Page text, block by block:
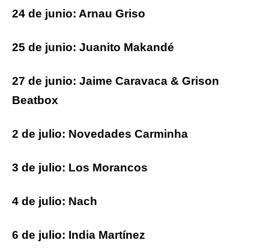
24 de junio: Arnau Griso
25 de junio: Juanito Makandé
27 de junio: Jaime Caravaca & Grison
Beatbox
2 de julio: Novedades Carminha
3 de julio: Los Morancos
4 de julio: Nach
6 de julio: India Martínez